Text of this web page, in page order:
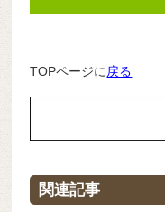
TOPページに 戻る
関連記事